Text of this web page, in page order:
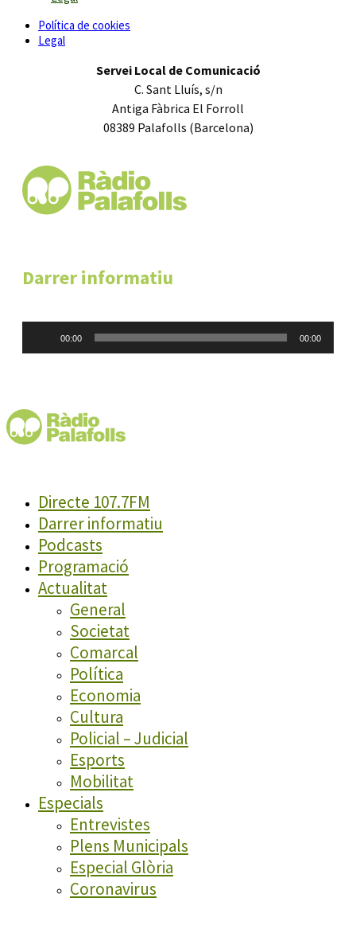
Política de cookies
Legal
Servei Local de Comunicació
C. Sant Lluís, s/n
Antiga Fàbrica El Forroll
08389 Palafolls (Barcelona)
Darrer informatiu
00:00 00:00
Directe 107.7FM
Darrer informatiu
Podcasts
Programació
Actualitat
General
Societat
Comarcal
Política
Economia
Cultura
Policial – Judicial
Esports
Mobilitat
Especials
Entrevistes
Plens Municipals
Especial Glòria
Coronavirus